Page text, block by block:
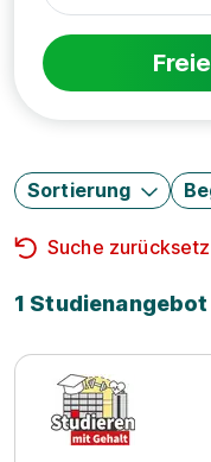
Sortierung
Suche
1 Studienangebot